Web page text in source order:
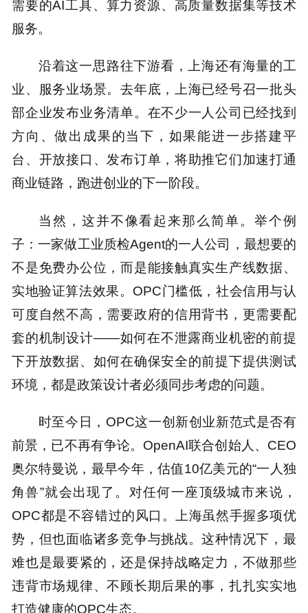
需要的AI工具、算力资源、高质量数据集等技术
服务。
沿着这一思路往下游看，上海还有海量的工
业、服务业场景。去年底，上海已经号召一批头
部企业发布业务清单。在不少一人公司已经找到
方向、做出成果的当下，如果能进一步搭建平
台、开放接口、发布订单，将助推它们加速打通
商业链路，跑进创业的下一阶段。
当然，这并不像看起来那么简单。举个例
子：一家做工业质检Agent的一人公司，最想要的
不是免费办公位，而是能接触真实生产线数据、
实地验证算法效果。OPC门槛低，社会信用与认
可度自然不高，需要政府的信用背书，更需要配
套的机制设计——如何在不泄露商业机密的前提
下开放数据、如何在确保安全的前提下提供测试
环境，都是政策设计者必须同步考虑的问题。
时至今日，OPC这一创新创业新范式是否有
前景，已不再有争论。OpenAI联合创始人、CEO
奥尔特曼说，最早今年，估值10亿美元的“一人独
角兽”就会出现了。对任何一座顶级城市来说，
OPC都是不容错过的风口。上海虽然手握多项优
势，但也面临诸多竞争与挑战。这种情况下，最
难也是最要紧的，还是保持战略定力，不做那些
违背市场规律、不顾长期后果的事，扎扎实实地
打造健康的OPC生态。